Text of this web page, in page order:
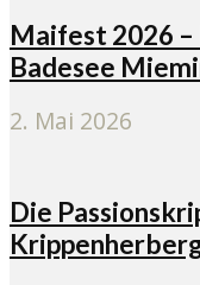
Maifest 2026 –
Badesee
2. Mai 2026
Die